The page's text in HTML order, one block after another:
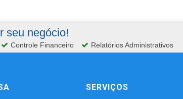
seu negócio!
Controle Financeiro Relatórios Administrativos
SERVIÇOS